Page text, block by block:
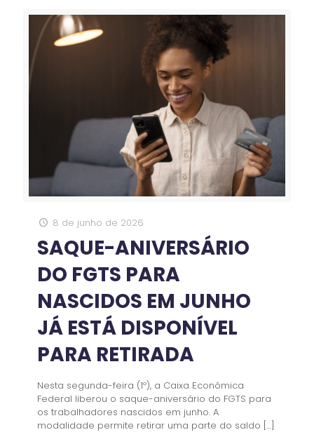
8 de junho de 2026
SAQUE-ANIVERSÁRIO
DO FGTS PARA
NASCIDOS EM JUNHO
JÁ ESTÁ DISPONÍVEL
PARA RETIRADA
Nesta segunda-feira (1º), a Caixa Econômica
Federal liberou o saque-aniversário do FGTS para
os trabalhadores nascidos em junho. A
modalidade permite retirar uma parte do saldo […]